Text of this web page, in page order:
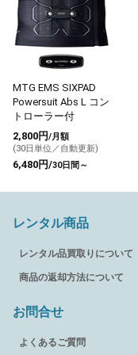
MTG EMS SIXPAD
Powersuit Abs L コン
トローラー付
2,800円/月額
(30日単位／自動更新)
6,480円/30日間～
レンタル商品
レンタル品買取りについて
商品の返却方法について
お問合せ
よくあるご質問